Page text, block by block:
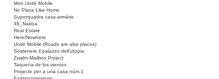
Mon Unité Mobile
No Place Like Home
Superquadra casa-armário
48_Nakba
Real Estate
Here/Nowhere
Unité Mobile (Roads are also places)
Sostenere il palazzo dell’utopia
Zwalm Mailbox Project
Taquería de los vientos
Projecte per a una casa núm.1